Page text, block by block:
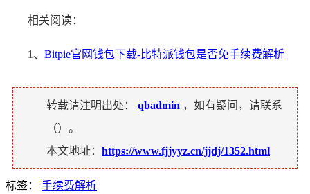
相关阅读：
1、 Bitpie官网钱包下载-比特派钱包是否免手续费解析
转载请注明出处： qbadmin ，如有疑问，请联系
（）。
本文地址： https://www.fjjyyz.cn/jjdj/1352.html
标签： 手续费解析